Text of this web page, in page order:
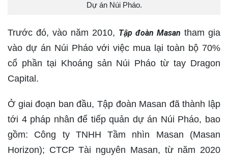
Dự án Núi Pháo.
Trước đó, vào năm 2010, Tập đoàn Masan tham gia
vào dự án Núi Pháo với việc mua lại toàn bộ 70%
cổ phần tại Khoáng sản Núi Pháo từ tay Dragon
Capital.
Ở giai đoạn ban đầu, Tập đoàn Masan đã thành lập
tới 4 pháp nhân để tiếp quản dự án Núi Pháo, bao
gồm: Công ty TNHH Tầm nhìn Masan (Masan
Horizon); CTCP Tài nguyên Masan, từ năm 2020